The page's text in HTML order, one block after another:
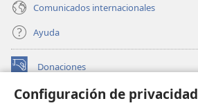
Configuración de privacidad
Comunicados internacionales
Ayuda
Donaciones
(abre
nueva BIBLIOTECA EN LÍNEA Watchtower™